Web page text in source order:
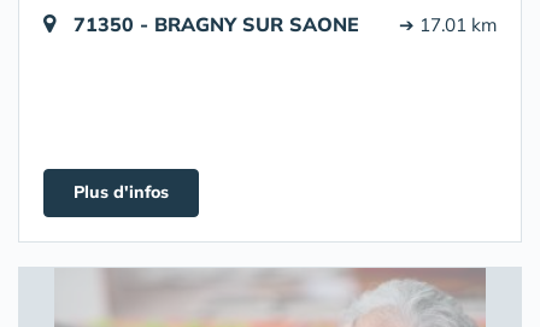
71350 - BRAGNY SUR SAONE ➔ 17.01 km
Plus d'infos